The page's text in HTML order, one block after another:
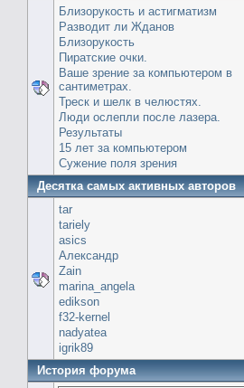
Близорукость и астигматизм
Разводит ли Жданов
Близорукость
Пиратские очки.
Ваше зрение за компьютером в
сантиметрах.
Треск и шелк в челюстях.
Люди ослепли после лазера.
Результаты
15 лет за компьютером
Сужение поля зрения
Десятка самых активных авторов
tar
tariely
asics
Александр
Zain
marina_angela
edikson
f32-kernel
nadyatea
igrik89
История форума